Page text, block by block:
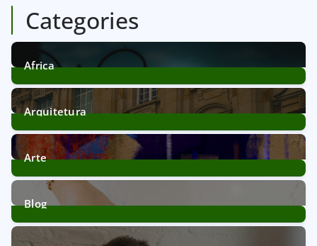
Categories
Africa
12Posts
Arquitetura
39Posts
Arte
11Posts
Blog
172Posts